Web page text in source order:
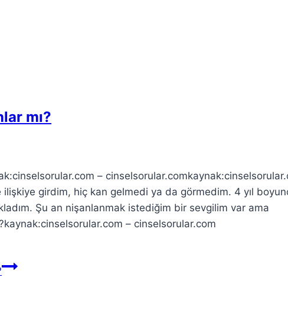
mı?
–
ilişkiye girdim, hiç kan gelmedi ya da görmedim. 4 yıl
Şu an nişanlanmak istediğim bir sevgilim var ama
– cinselsorular.com